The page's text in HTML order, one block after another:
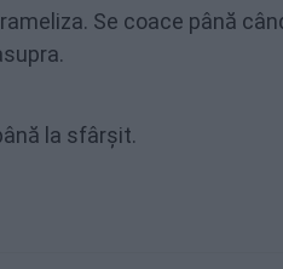
Se coace până
la sfârșit.